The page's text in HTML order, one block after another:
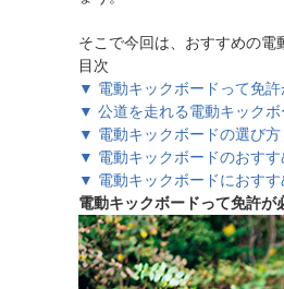
そこで今回は、おすすめの電
目次
▼ 電動キックボードって免許
▼ 公道を走れる電動キック
▼ 電動キックボードの選び方
▼ 電動キックボードのおすす
▼ 電動キックボードにおすす
電動キックボードって免許が